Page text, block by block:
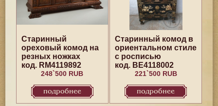
Старинный
ореховый комод на
резных ножках
код. RM4119892
248`500 RUB
подробнее
Старинный комод в
ориентальном стиле
с росписью
код. BE4118002
221`500 RUB
подробнее